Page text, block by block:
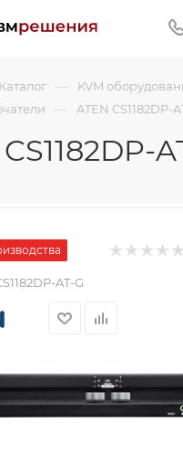
Каталог — KVM
— ATEN CS1182DP-
AT-G